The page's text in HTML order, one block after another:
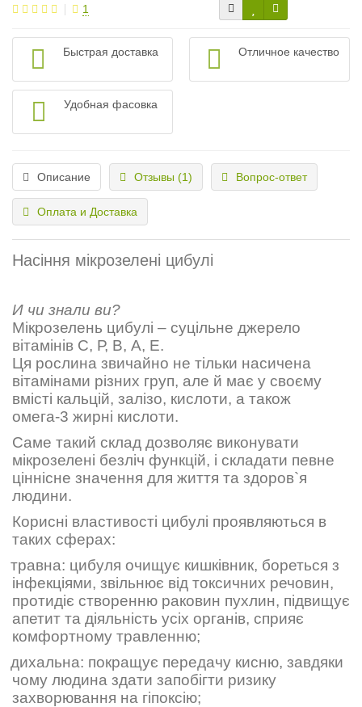
1
Быстрая доставка Отличное качество
Удобная фасовка
Описание Отзывы (1) Вопрос-ответ
Оплата и Доставка
Насіння мікрозелені цибулі
И чи знали ви?
Мікрозелень цибулі – суцільне джерело
вітамінів С, Р, В, А, Е.
Ця рослина звичайно не тільки насичена
вітамінами різних груп, але й має у своєму
вмісті кальцій, залізо, кислоти, а також
омега-3 жирні кислоти.
Саме такий склад дозволяє виконувати
мікрозелені безліч функцій, і складати певне
ціннісне значення для життя та здоров`я
людини.
Корисні властивості цибулі проявляються в
таких сферах:
травна: цибуля очищує кишківник, бореться з
інфекціями, звільнює від токсичних речовин,
протидіє створенню раковин пухлин, підвищує
апетит та діяльність усіх органів, сприяє
комфортному травленню;
дихальна: покращує передачу кисню, завдяки
чому людина здати запобігти ризику
захворювання на гіпоксію;